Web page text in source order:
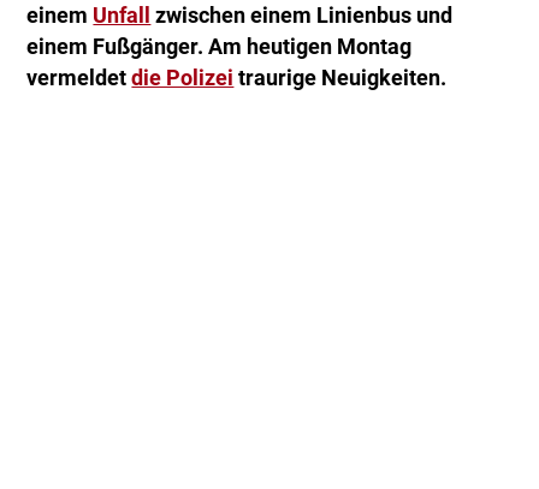
einem Unfall
zwischen einem Linienbus und
einem Fußgänger. Am heutigen Montag
vermeldetdie Polizei traurige Neuigkeiten.